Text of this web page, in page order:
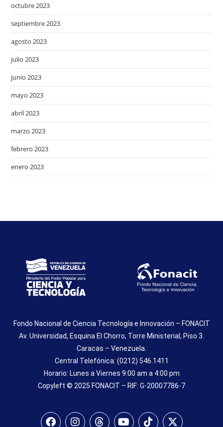
octubre 2023
septiembre 2023
agosto 2023
julio 2023
junio 2023
mayo 2023
abril 2023
marzo 2023
febrero 2023
enero 2023
Fondo Nacional de Ciencia Tecnología e Innovación – FONACIT
Av. Universidad, Esquina El Chorro, Torre Ministerial, Piso 3.
Caracas – Venezuela.
Central Telefónica: (0212) 546.1411
Horario: Lunes a Viernes 9:00 am a 4:00 pm
Copyleft © 2025 FONACIT – RIF: G-20007786-7